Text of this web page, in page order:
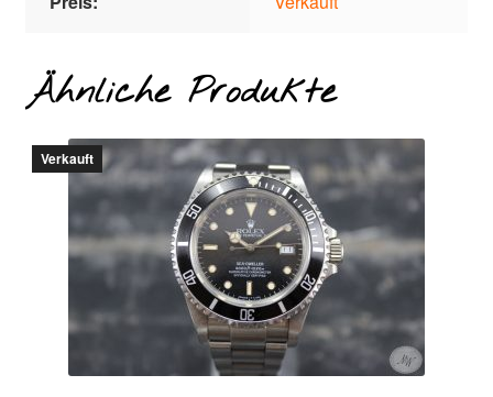
Ähnliche Produkte
Verkauft